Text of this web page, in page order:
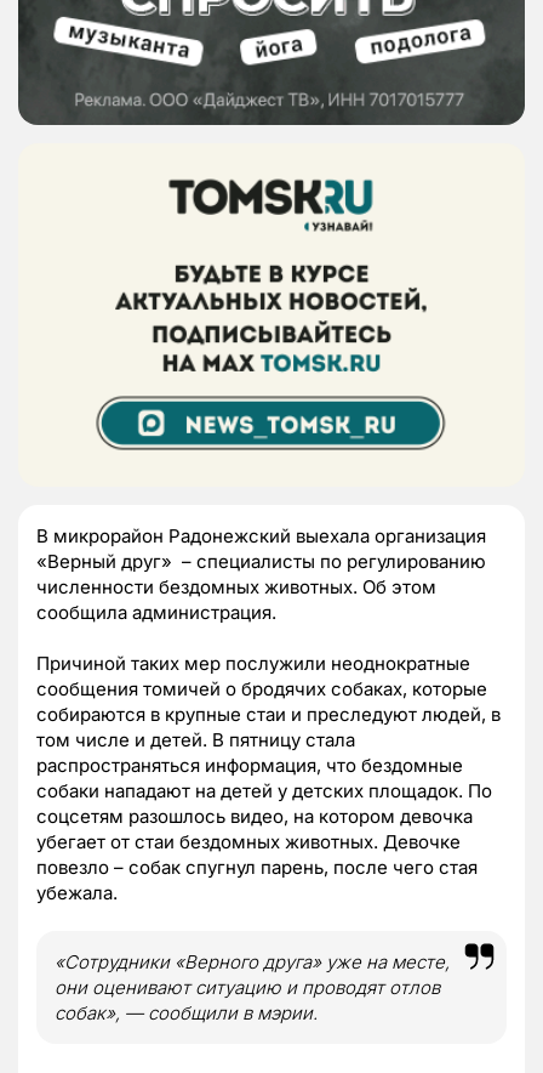
В микрорайон Радонежский выехала организация
«Верный друг» – специалисты по регулированию
численности бездомных животных. Об этом
сообщила администрация.
Причиной таких мер послужили неоднократные
сообщения томичей о бродячих собаках, которые
собираются в крупные стаи и преследуют людей, в
том числе и детей. В пятницу стала
распространяться информация, что бездомные
собаки нападают на детей у детских площадок. По
соцсетям разошлось видео, на котором девочка
убегает от стаи бездомных животных. Девочке
повезло – собак спугнул парень, после чего стая
убежала.
«Сотрудники «Верного друга» уже на месте,
они оценивают ситуацию и проводят отлов
собак», — сообщили в мэрии.